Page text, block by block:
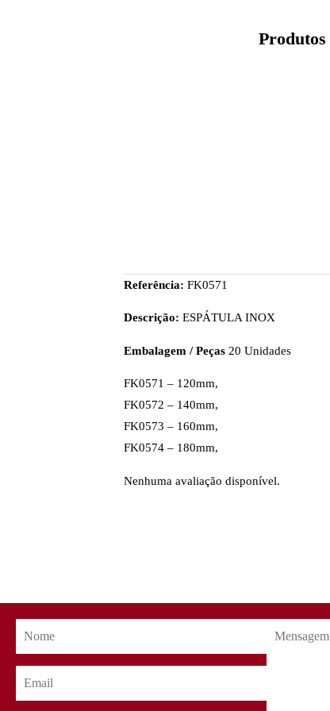
Produtos
Referência: FK0571
Descrição: ESPÁTULA INOX
Embalagem / Peças 20 Unidades
FK0571 – 120mm,
FK0572 – 140mm,
FK0573 – 160mm,
FK0574 – 180mm,
Nenhuma avaliação disponível.